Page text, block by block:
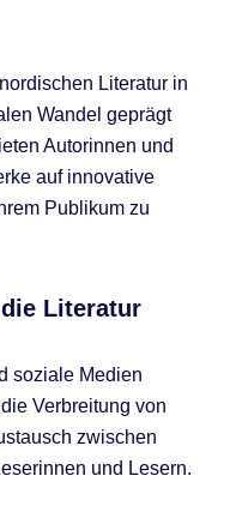
Literatur in
Wandel geprägt
Autorinnen und
auf innovative
Publikum zu
Literatur
soziale Medien
Verbreitung von
zwischen
und Lesern.